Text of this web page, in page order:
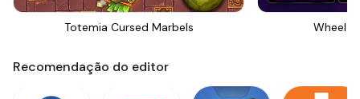
Totemia Cursed Marbels Wheel
Recomendação do editor